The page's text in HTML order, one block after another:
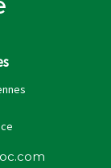
oc.com